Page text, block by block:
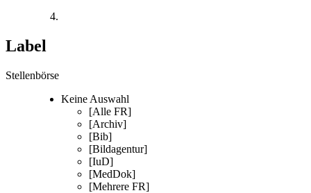
Label
Stellenbörse
Keine Auswahl
[Alle FR]
[Archiv]
[Bib]
[Bildagentur]
[IuD]
[MedDok]
[Mehrere FR]